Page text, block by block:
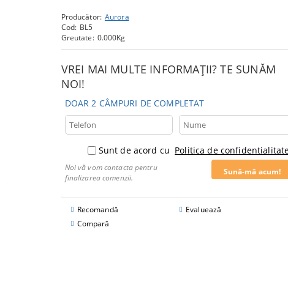
Producător: Aurora
Cod: BL5
Greutate: 0.000Kg
VREI MAI MULTE INFORMAȚII? TE SUNĂM
NOI!
DOAR 2 CÂMPURI DE COMPLETAT
Sunt de acord cu Politica de
Noi vă vom contacta pentru
finalizarea comenzii.
Recomandă
Evaluează
Compară